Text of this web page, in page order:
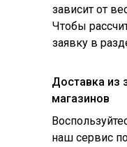
зависит от
Чтобы
заявку в
Доставка из
магазинов
наш сервис